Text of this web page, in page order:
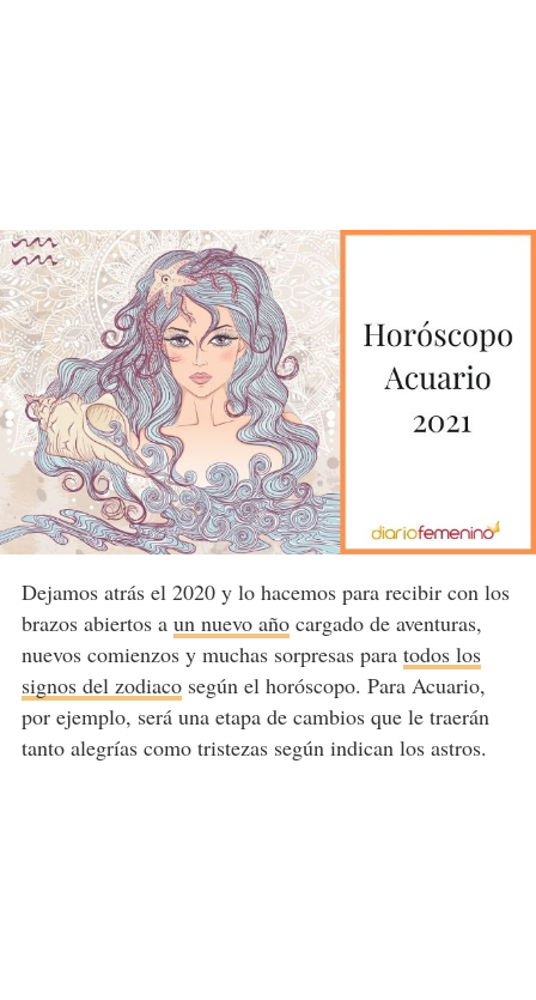
Dejamos atrás el 2020 y lo hacemos para recibir con los
brazos abiertos a un nuevo añocargado de aventuras,
nuevos comienzos y muchas sorpresas para todos los
signos del zodiacosegún el horóscopo. Para Acuario,
por ejemplo, será una etapa de cambios que le traerán
tanto alegrías como tristezas según indican los astros.